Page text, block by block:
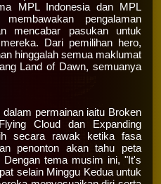
MPL Indonesia dan MPL
pengalaman
mencabar pasukan untuk
Dari pemilihan hero,
hinggalah semua maklumat
Land of Dawn, semuanya
permainan iaitu Broken
Cloud dan Expanding
secara rawak ketika fasa
penonton akan tahu peta
tema musim ini, "It's
selain Minggu Kedua untuk